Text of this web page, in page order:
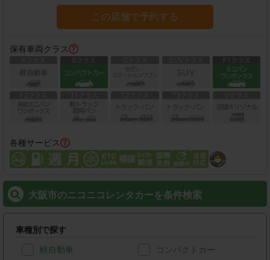
この店舗で予約する
保有車両クラス
各種サービス
大阪市のニコニコレンタカーを条件検索
車種別で探す
軽自動車 コンパクトカー